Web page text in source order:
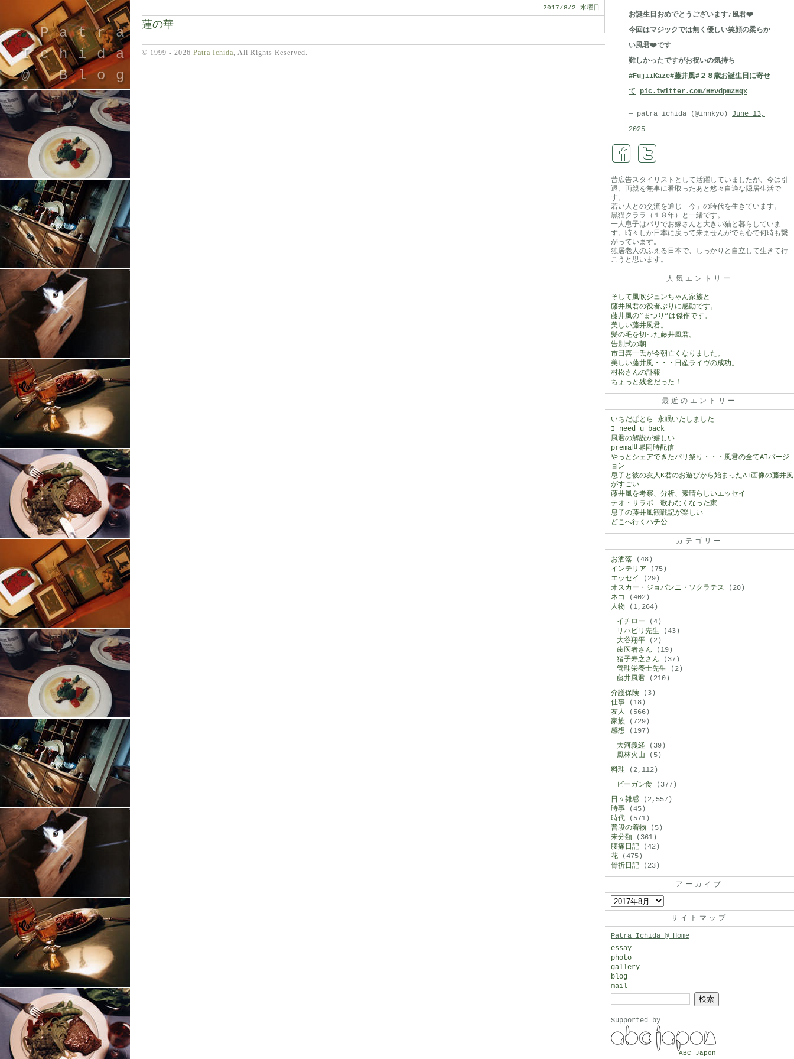
Patra
Ichida
@ Blog
引退したスタイリストの隠居ブログ
2017/8/2 水曜日
蓮の華
お誕生日おめでとうございます♪風君❤️
今回はマジックでは無く優しい笑顔の柔らか
い風君❤️です
難しかったですがお祝いの気持ち
#FujiiKaze#藤井風#２８歳お誕生日に寄せ
て pic.twitter.com/HEvdpmZHqx
— patra ichida (@innkyo) June 13,
2025
昔広告スタイリストとして活躍していましたが、今は引
退、両親を無事に看取ったあと悠々自適な隠居生活で
す。
若い人との交流を通じ「今」の時代を生きています。
黒猫クララ（１８年）と一緒です。
一人息子はパリでお嫁さんと大きい猫と暮らしていま
す。時々しか日本に戻って来ませんがでも心で何時も繋
がっています。
独居老人のふえる日本で、しっかりと自立して生きて行
こうと思います。
人気エントリー
そして風吹ジュンちゃん家族と
藤井風君の役者ぶりに感動です。
藤井風の”まつり”は傑作です。
美しい藤井風君。
髪の毛を切った藤井風君。
告別式の朝
市田喜一氏が今朝亡くなりました。
美しい藤井風・・・日産ライヴの成功。
村松さんの訃報
ちょっと残念だった！
最近のエントリー
いちだぱとら 永眠いたしました
I need u back
風君の解説が嬉しい
prema世界同時配信
やっとシェアできたパリ祭り・・・風君の全てAIバージ
ョン
息子と彼の友人K君のお遊びから始まったAI画像の藤井風
がすごい
藤井風を考察、分析、素晴らしいエッセイ
テオ・サラポ 歌わなくなった家
息子の藤井風観戦記が楽しい
どこへ行くハチ公
カテゴリー
お洒落 (48)
インテリア (75)
エッセイ
(29)
オスカー・ジョバンニ・ソクラテス (20)
ネコ
(402)
人物 (1,264)
イチロー (4)
リハビリ先生 (43)
大谷翔平 (2)
歯医者さん (19)
猪子寿之さん (37)
管理栄養士先生 (2)
藤井風君 (210)
介護保険 (3)
仕事 (18)
友人 (566)
家族 (729)
感想 (197)
大河義経 (39)
風林火山 (5)
料理 (2,112)
ビーガン食 (377)
日々雑感 (2,557)
時事 (45)
時代 (571)
普段の着物 (5)
未分類 (361)
腰痛日記 (42)
花 (475)
骨折日記 (23)
アーカイブ
イ
サイトマップ
Patra Ichida @ Home
essay
photo
gallery
blog
mail
Supported by
ABC Japon
© 1999 - 2026 Patra Ichida, All Rights Reserved.